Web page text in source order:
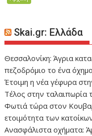
Skai.gr: Ελλάδα
Θεσσαλονίκη: Άγρια
πεζοδρόμιο το ένα
Έτοιμη η νέα γέφυρα
Τέλος στην ταλαιπωρία
Φωτιά τώρα στον
ετοιμότητα των
Ανασφάλιστα οχήματα: